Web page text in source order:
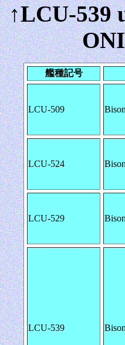
↑LCU-539
艦種記号
LCU-509
LCU-524
LCU-529
LCU-539